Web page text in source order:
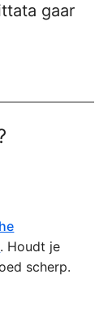
gaar
. Houdt je
scherp.